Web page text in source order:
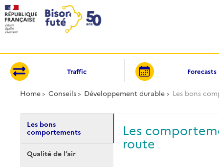
Traffic Forecasts
Home Conseils Développement durable Les bons
Les bons
comportements
Qualité de l’air
Les
route
Cookies management panel